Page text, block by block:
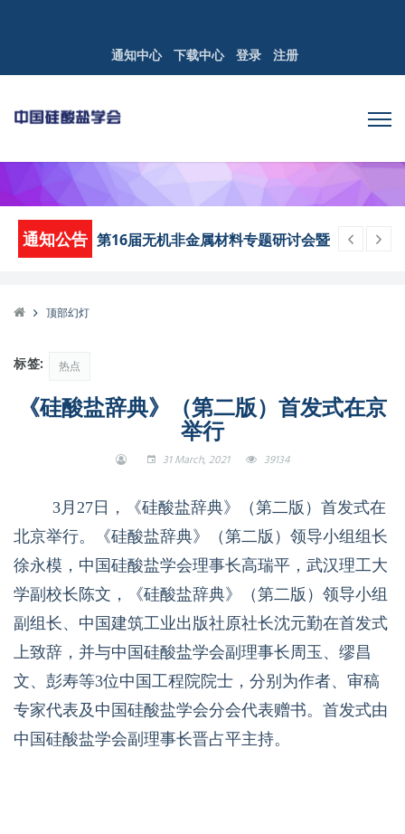
通知中心 下载中心 登录 注册
通知公告 第16届无机非金属材料专题研讨会暨
顶部幻灯
标签: 热点
《硅酸盐辞典》（第二版）首发式在京
举行
31 March, 2021 39134
3月 27日，《硅酸盐辞典》（第二版）首发式在
北京举行。《硅酸盐辞典》（第二版）领导小组组长
徐永模，中国硅酸盐学会理事长高瑞平，武汉理工大
学副校长陈文，《硅酸盐辞典》（第二版）领导小组
副组长、中国建筑工业出版社原社长沈元勤在首发式
上致辞，并与中国硅酸盐学会副理事长周玉、缪昌
文、彭寿等3位中国工程院院士，分别为作者、审稿
专家代表及中国硅酸盐学会分会代表赠书。首发式由
中国硅酸盐学会副理事长晋占平主持。